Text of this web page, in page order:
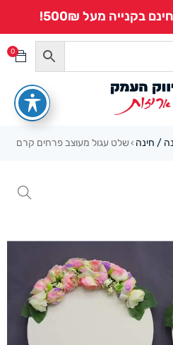
בקנייה מעל 500₪!
0
/ חינה › שלט עגול מעוצב פרחים קרם